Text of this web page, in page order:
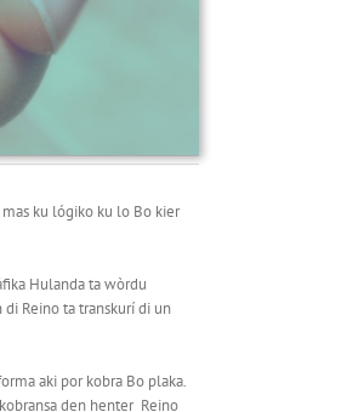
mas ku lógiko ku lo Bo kier
Hulanda ta wòrdu
Reino ta transkurí di un
aki por kobra Bo plaka.
den henter Reino